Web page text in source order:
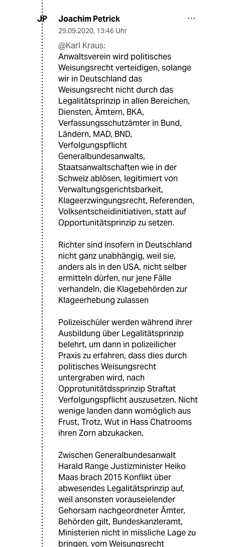
JP Joachim Petrick
29.09.2020, 13:46 Uhr
@Karl Kraus:
Anwaltsverein wird politisches
Weisungsrecht verteidigen, solange
wir in Deutschland das
Weisungsrecht nicht durch das
Legalitätsprinzip in allen Bereichen,
Diensten, Ämtern, BKA,
Verfassungsschutzämter in Bund,
Ländern, MAD, BND,
Verfolgungspflicht
Generalbundesanwalts,
Staatsanwaltschaften wie in der
Schweiz ablösen, legitimiert von
Verwaltungsgerichtsbarkeit,
Klageerzwingungsrecht, Referenden,
Volksentscheidinitiativen, statt auf
Opportunitätsprinzip zu setzen.
Richter sind insofern in Deutschland
nicht ganz unabhängig, weil sie,
anders als in den USA, nicht selber
ermitteln dürfen, nur jene Fälle
verhandeln, die Klagebehörden zur
Klageerhebung zulassen
Polizeischüler werden während ihrer
Ausbildung über Legalitätsprinzip
belehrt, um dann in polizeilicher
Praxis zu erfahren, dass dies durch
politisches Weisungsrecht
untergraben wird, nach
Opprotunitätdssprinzip Straftat
Verfolgungspflicht auszusetzen. Nicht
wenige landen dann womöglich aus
Frust, Trotz, Wut in Hass Chatrooms
ihren Zorn abzukacken.
Zwischen Generalbundesanwalt
Harald Range Justizminister Heiko
Maas brach 2015 Konflikt über
abwesendes Legalitätsprinzip auf,
weil ansonsten vorauseielender
Gehorsam nachgeordneter Ämter,
Behörden gilt, Bundeskanzleramt,
Ministerien nicht in missliche Lage zu
bringen, vom Weisungsrecht